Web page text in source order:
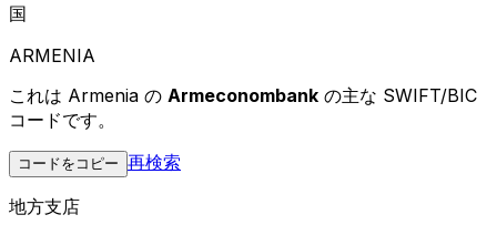
国
ARMENIA
これは Armenia の Armeconombank の主な SWIFT/BIC
コードです。
コードをコピー 再検索
地方支店